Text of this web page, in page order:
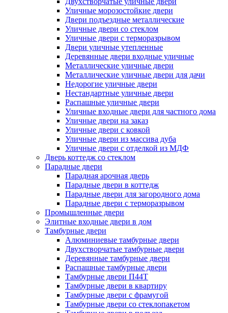
Уличные морозостойкие двери
Двери подъездные металлические
Уличные двери со стеклом
Уличные двери с терморазрывом
Двери уличные утепленные
Деревянные двери входные уличные
Металлические уличные двери
Металлические уличные двери для дачи
Недорогие уличные двери
Нестандартные уличные двери
Распашные уличные двери
Уличные входные двери для частного дома
Уличные двери на заказ
Уличные двери с ковкой
Уличные двери из массива дуба
Уличные двери с отделкой из МДФ
Дверь коттедж со стеклом
Парадные двери
Парадная арочная дверь
Парадные двери в коттедж
Парадные двери для загородного дома
Парадные двери с терморазрывом
Промышленные двери
Элитные входные двери в дом
Тамбурные двери
Алюминиевые тамбурные двери
Двухстворчатые тамбурные двери
Деревянные тамбурные двери
Распашные тамбурные двери
Тамбурные двери П44Т
Тамбурные двери в квартиру
Тамбурные двери с фрамугой
Тамбурные двери со стеклопакетом